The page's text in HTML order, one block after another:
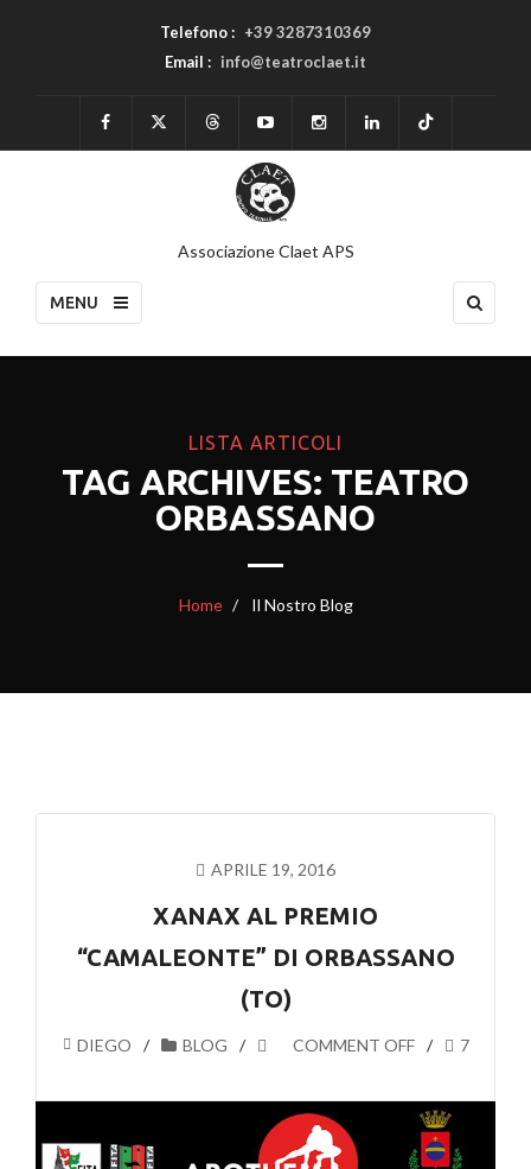
Telefono : +39 3287310369
Email : info@teatroclaet.it
Associazione Claet APS
MENU
LISTA ARTICOLI
TAG ARCHIVES: TEATRO
ORBASSANO
Home Il Nostro Blog
APRILE 19, 2016
XANAX AL PREMIO
“CAMALEONTE” DI ORBASSANO
(TO)
DIEGO BLOG COMMENT OFF 7